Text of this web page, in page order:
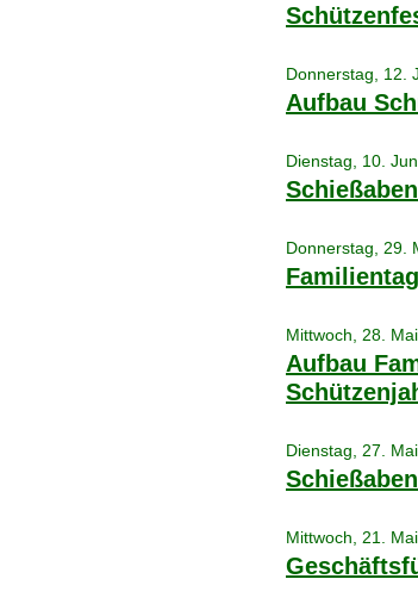
Donnerstag, 12.
Aufbau
Dienstag, 10.
Donnerstag, 29.
Familientag
Mittwoch, 28.
Aufbau
Dienstag, 27.
Mittwoch, 21.